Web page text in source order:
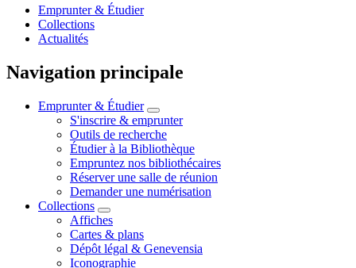
Emprunter & Étudier
Collections
Actualités
Navigation principale
Emprunter & Étudier
S'inscrire & emprunter
Outils de recherche
Étudier à la Bibliothèque
Empruntez nos bibliothécaires
Réserver une salle de réunion
Demander une numérisation
Collections
Affiches
Cartes & plans
Dépôt légal & Genevensia
Iconographie